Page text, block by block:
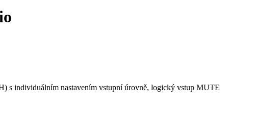
s individuálním nastavením vstupní úrovně, logický vstup MUTE